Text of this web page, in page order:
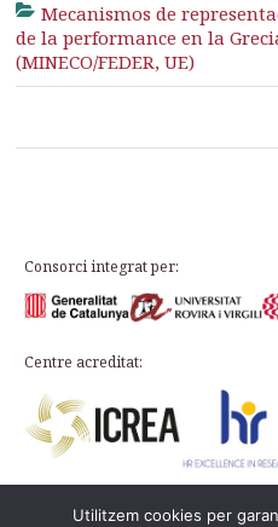
Mecanismos de
de la performance en la
(MINECO/FEDER, UE)
Consorci integrat per:
Centre acreditat:
Plaça d’en Rovellat, s/n,
Utilitzem cookies per